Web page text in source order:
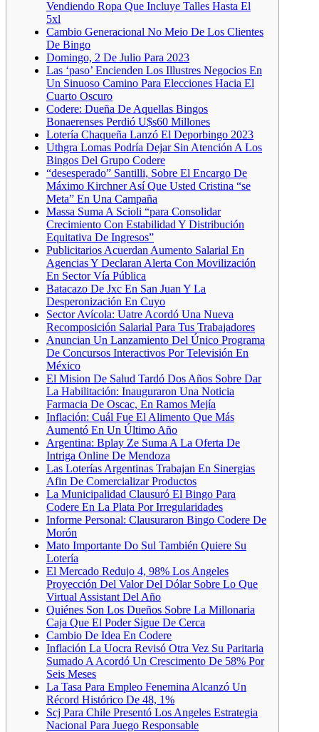
Vendiendo Ropa Que Incluye Talles Hasta El
5xl
Cambio Generacional No Meio De Los Clientes
De Bingo
Domingo, 2 De Julio Para 2023
Las ‘paso’ Encienden Los Illustres Negocios En
Un Sinuoso Camino Para Elecciones Hacia El
Cuarto Oscuro
Codere: Dueña De Aquellas Bingos
Bonaerenses Perdió U$s60 Millones
Lotería Chaqueña Lanzó El Deporbingo 2023
Uthgra Lomas Podría Dejar Sin Atención A Los
Bingos Del Grupo Codere
“desesperado” Santilli, Sobre El Encargo De
Máximo Kirchner Así Que Usted Cristina “se
Meta” En Una Campaña
Massa Suma A Scioli “para Consolidar
Crecimiento Con Estabilidad Y Distribución
Equitativa De Ingresos”
Publicitarios Acuerdan Aumento Salarial En
Agencias Y Declaran Alerta Con Movilización
En Sector Vía Pública
Batacazo De Jxc En San Juan Y La
Desperonización En Cuyo
Sector Avícola: Uatre Acordó Una Nueva
Recomposición Salarial Para Tus Trabajadores
Anuncian Un Lanzamiento Del Único Programa
De Concursos Interactivos Por Televisión En
México
El Mision De Salud Tardó Dos Años Sobre Dar
La Habilitación: Inauguraron Una Noticia
Farmacia De Oscac, En Ramos Mejía
Inflación: Cuál Fue El Alimento Que Más
Aumentó En Un Último Año
Argentina: Bplay Ze Suma A La Oferta De
Intriga Online De Mendoza
Las Loterías Argentinas Trabajan En Sinergias
Afin De Comercializar Productos
La Municipalidad Clausuró El Bingo Para
Codere En La Plata Por Irregularidades
Informe Personal: Clausuraron Bingo Codere De
Morón
Mato Importante Do Sul También Quiere Su
Lotería
El Mercado Redujo 4, 98% Los Angeles
Proyección Del Valor Del Dólar Sobre Lo Que
Virtual Assistant Del Año
Quiénes Son Los Dueños Sobre La Millonaria
Caja Que El Poder Sigue De Cerca
Cambio De Idea En Codere
Inflación La Uocra Revisó Otra Vez Su Paritaria
Sumado A Acordó Un Crescimento De 58% Por
Seis Meses
La Tasa Para Empleo Fenemina Alcanzó Un
Récord Histórico De 48, 1%
Scj Para Chile Presentó Los Angeles Estrategia
Nacional Para Juego Responsable